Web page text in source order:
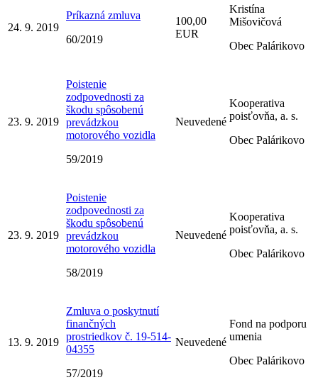
24. 9. 2019
Príkazná zmluva
60/2019
100,00
EUR
Kristína
Mišovičová
Obec Palárikovo
23. 9. 2019
Poistenie
zodpovednosti za
škodu spôsobenú
prevádzkou
motorového vozidla
59/2019
Neuvedené
Kooperativa
poisťovňa, a. s.
Obec Palárikovo
23. 9. 2019
Poistenie
zodpovednosti za
škodu spôsobenú
prevádzkou
motorového vozidla
58/2019
Neuvedené
Kooperativa
poisťovňa, a. s.
Obec Palárikovo
13. 9. 2019
Zmluva o poskytnutí
finančných
prostriedkov č. 19-514-
04355
57/2019
Neuvedené
Fond na podporu
umenia
Obec Palárikovo